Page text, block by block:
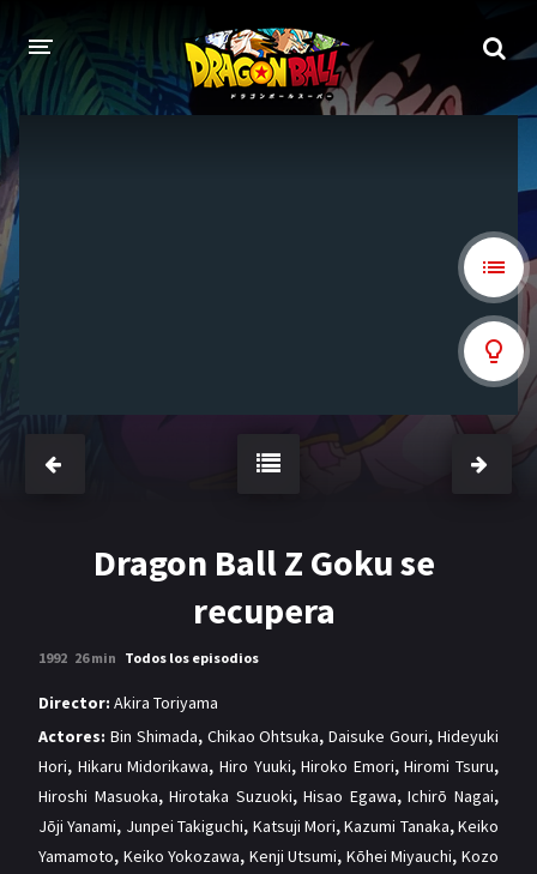
PELÍCULAS
MANGASDragon Ball Z Goku se
recupera
1992 26 min Todos los episodios
Director: Akira Toriyama
Actores: Bin Shimada, Chikao Ohtsuka,Daisuke Gouri,Hideyuki
Hori, Hikaru Midorikawa, Hiro Yuuki,Hiroko Emori,Hiromi Tsuru,
Hiroshi Masuoka,Hirotaka Suzuoki,Hisao Egawa,Ichirō Nagai,
Jōji Yanami, Junpei Takiguchi, Katsuji Mori,Kazumi Tanaka,Keiko
Yamamoto, Keiko Yokozawa, Kenji Utsumi, Kōhei Miyauchi,Kozo